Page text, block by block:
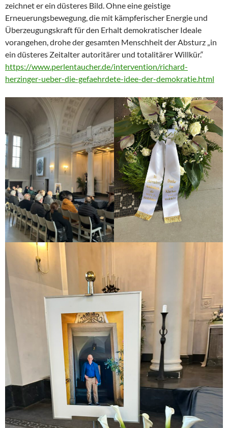
zeichnet er ein düsteres Bild. Ohne eine geistige
Erneuerungsbewegung, die mit kämpferischer Energie und
Überzeugungskraft für den Erhalt demokratischer Ideale
vorangehen, drohe der gesamten Menschheit der Absturz „in
ein düsteres Zeitalter autoritärer und totalitärer Willkür.“
https://www.perlentaucher.de/intervention/richard-
herzinger-ueber-die-gefaehrdete-idee-der-demokratie.html